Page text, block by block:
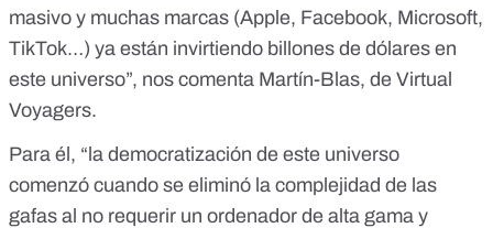
masivo y muchas marcas (Apple, Facebook, Microsoft,
TikTok…) ya están invirtiendo billones de dólares en
este universo”, nos comenta Martín-Blas, de Virtual
Voyagers.
Para él, “la democratización de este universo
comenzó cuando se eliminó la complejidad de las
gafas al no requerir un ordenador de alta gama y